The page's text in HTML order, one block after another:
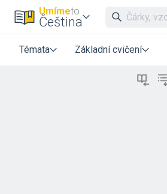
Umímeto
Čeština
Témata Základní cvičení